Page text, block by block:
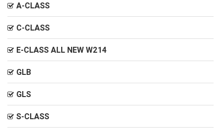
A-CLASS
C-CLASS
E-CLASS ALL NEW W214
GLB
GLS
S-CLASS